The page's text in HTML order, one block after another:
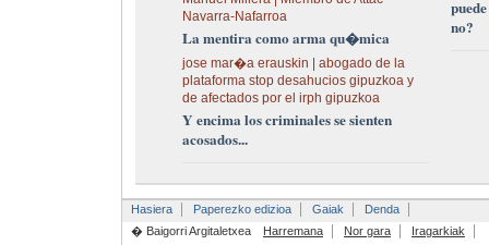
Navarra-Nafarroa
La mentira como arma qu�mica
jose mar�a erauskin | abogado de la
plataforma stop desahucios gipuzkoa y
de afectados por el irph gipuzkoa
Y encima los criminales se sienten
acosados...
no?
Hasiera Paperezko edizioa Gaiak
Denda
� Baigorri Argitaletxea
Harremana Nor gara Iragarkiak